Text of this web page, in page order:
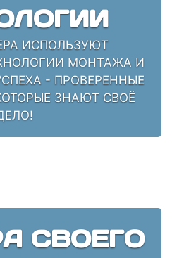
ИСПОЛЬЗУЮТ
МОНТАЖА И
- ПРОВЕРЕННЫЕ
ЗНАЮТ СВОЁ
СВОЕГО